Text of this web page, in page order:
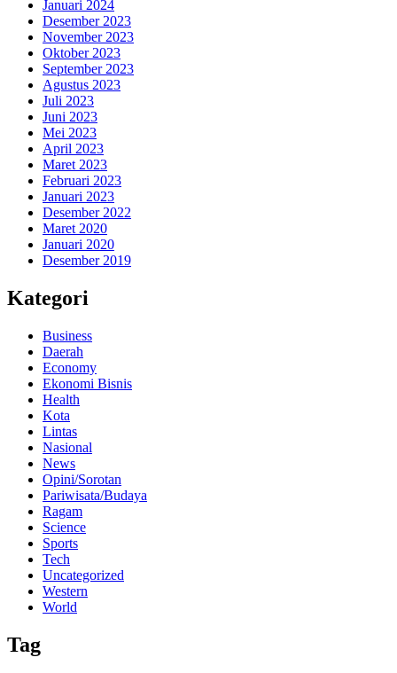
Januari 2024
Desember 2023
November 2023
Oktober 2023
September 2023
Agustus 2023
Juli 2023
Juni 2023
Mei 2023
April 2023
Maret 2023
Februari 2023
Januari 2023
Desember 2022
Maret 2020
Januari 2020
Desember 2019
Kategori
Business
Daerah
Economy
Ekonomi Bisnis
Health
Kota
Lintas
Nasional
News
Opini/Sorotan
Pariwisata/Budaya
Ragam
Science
Sports
Tech
Uncategorized
Western
World
Tag